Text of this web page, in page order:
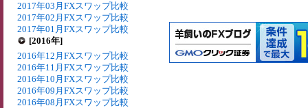
2017年03月FXスワップ比較
2017年02月FXスワップ比較
2017年01月FXスワップ比較
[2016年]
2016年12月FXスワップ比較
2016年11月FXスワップ比較
2016年10月FXスワップ比較
2016年09月FXスワップ比較
2016年08月FXスワップ比較